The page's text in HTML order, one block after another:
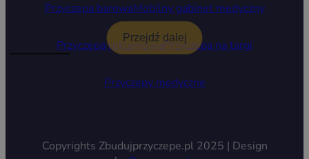
Przejdź dalej
Przyczepa barowaMobilny gabinet medyczny
Przyczepa reklamowaPrzyczepa na targi
Przyczepy medyczne
Copyrights Zbudujprzyczepe.pl 2025 | Design